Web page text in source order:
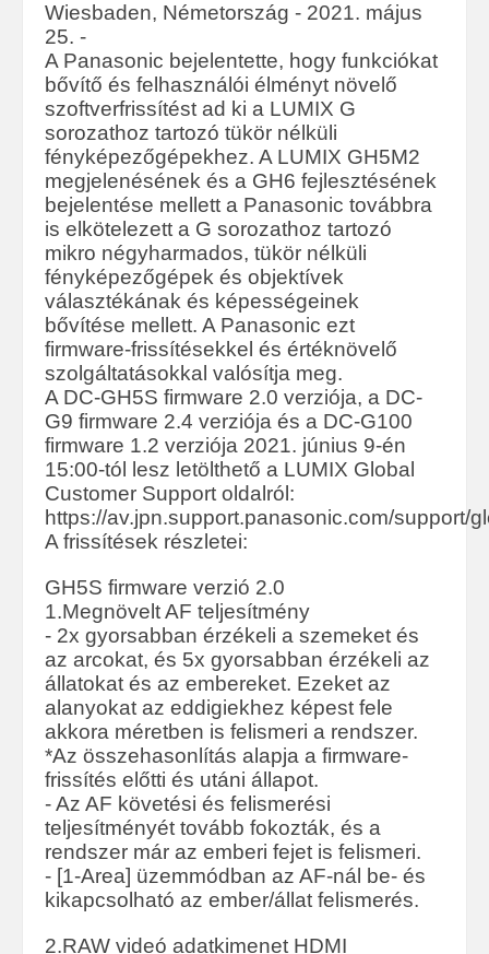
Wiesbaden, Németország - 2021. május
25. -
A Panasonic bejelentette, hogy funkciókat
bővítő és felhasználói élményt növelő
szoftverfrissítést ad ki a LUMIX G
sorozathoz tartozó tükör nélküli
fényképezőgépekhez. A LUMIX GH5M2
megjelenésének és a GH6 fejlesztésének
bejelentése mellett a Panasonic továbbra
is elkötelezett a G sorozathoz tartozó
mikro négyharmados, tükör nélküli
fényképezőgépek és objektívek
választékának és képességeinek
bővítése mellett. A Panasonic ezt
firmware-frissítésekkel és értéknövelő
szolgáltatásokkal valósítja meg.
A DC-GH5S firmware 2.0 verziója, a DC-
G9 firmware 2.4 verziója és a DC-G100
firmware 1.2 verziója 2021. június 9-én
15:00-tól lesz letölthető a LUMIX Global
Customer Support oldalról:
https://av.jpn.support.panasonic.com/support/
A frissítések részletei:
GH5S firmware verzió 2.0
1.Megnövelt AF teljesítmény
- 2x gyorsabban érzékeli a szemeket és
az arcokat, és 5x gyorsabban érzékeli az
állatokat és az embereket. Ezeket az
alanyokat az eddigiekhez képest fele
akkora méretben is felismeri a rendszer.
*Az összehasonlítás alapja a firmware-
frissítés előtti és utáni állapot.
- Az AF követési és felismerési
teljesítményét tovább fokozták, és a
rendszer már az emberi fejet is felismeri.
- [1-Area] üzemmódban az AF-nál be- és
kikapcsolható az ember/állat felismerés.
2.RAW videó adatkimenet HDMI